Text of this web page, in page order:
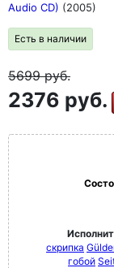
Audio CD) (2005)
Есть в наличии
5699руб.
2376 руб.
скрипка
гобой